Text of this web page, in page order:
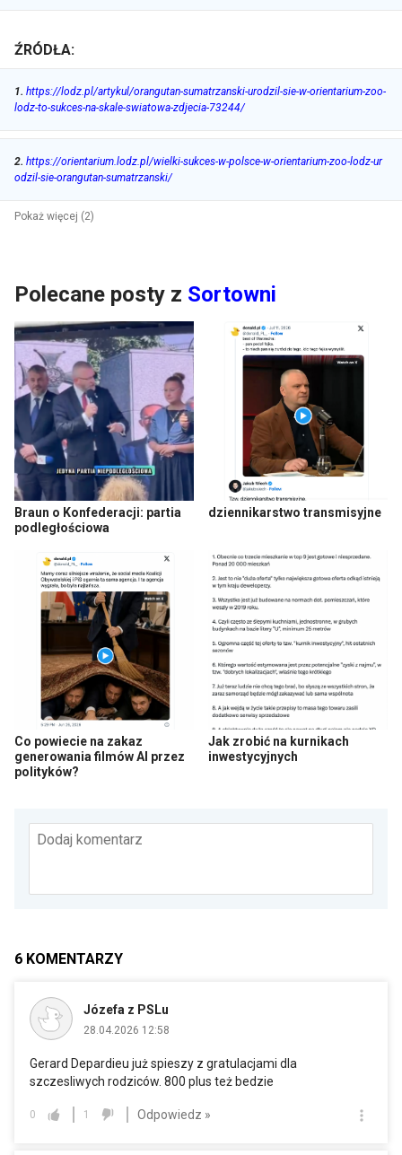
ŹRÓDŁA:
1. https://lodz.pl/artykul/orangutan-sumatrzanski-urodzil-sie-w-orientarium-zoo-
lodz-to-sukces-na-skale-swiatowa-zdjecia-73244/
2. https://orientarium.lodz.pl/wielki-sukces-w-polsce-w-orientarium-zoo-lodz-ur
odzil-sie-orangutan-sumatrzanski/
Pokaż więcej (2)
Polecane posty z Sortowni
Braun o Konfederacji: partia
podległościowa
dziennikarstwo transmisyjne
Co powiecie na zakaz
generowania filmów AI przez
polityków?
Jak zrobić na kurnikach
inwestycyjnych
Dodaj komentarz
6 KOMENTARZY
Józefa z PSLu
28.04.2026 12:58
Gerard Depardieu już spieszy z gratulacjami dla
szczesliwych rodziców. 800 plus też bedzie
0 1 Odpowiedz »